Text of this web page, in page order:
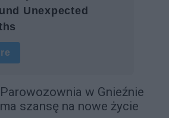
Parowozownia w Gnieźnie
ma szansę na nowe życie